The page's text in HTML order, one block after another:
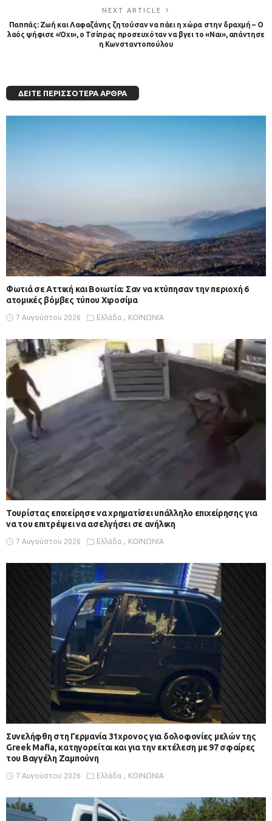
NEXT ARTICLE
Παππάς: Ζωή και Λαφαζάνης ζητούσαν να πάει η χώρα στην δραχμή – Ο
λαός ψήφισε «Όχι», ο Τσίπρας προσευχόταν να βγει το «Ναι», απάντησε
η Κωνσταντοπούλου
ΔΕΊΤΕ ΠΕΡΙΣΣΌΤΕΡΑ ΆΡΘΡΑ
Φωτιά σε Αττική και Βοιωτία: Σαν να κτύπησαν την περιοχή 6
ατομικές βόμβες τύπου Χιροσίμα
7 Αυγούστου 2026 Ελλάδα ΚΟΙΝΩΝΙΑ
Τουρίστας επιχείρησε να χρηματίσει υπάλληλο επιχείρησης για
να του επιτρέψει να ασελγήσει σε ανήλικη
7 Αυγούστου 2026 Ελλάδα ΚΟΙΝΩΝΙΑ
Συνελήφθη στη Γερμανία 31χρονος για δολοφονίες μελών της
Greek Mafia, κατηγορείται και για την εκτέλεση με 97 σφαίρες
του Βαγγέλη Ζαμπούνη
7 Αυγούστου 2026 Ελλάδα ΚΟΙΝΩΝΙΑ